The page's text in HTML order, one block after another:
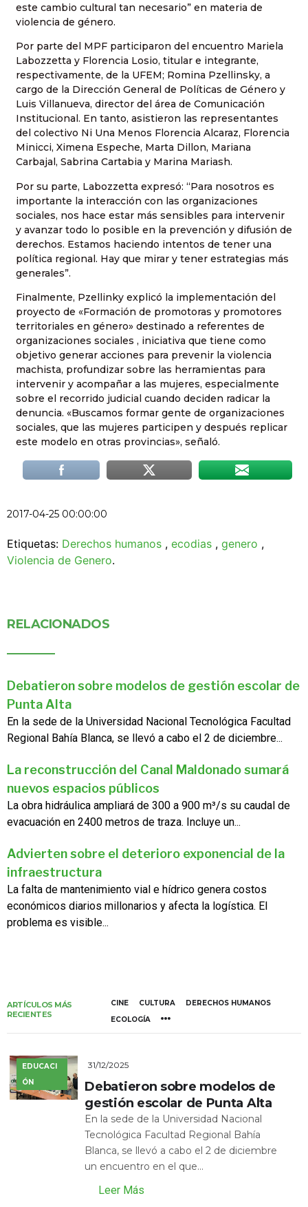
este cambio cultural tan necesario” en materia de
violencia de género.
Por parte del MPF participaron del encuentro Mariela
Labozzetta y Florencia Losio, titular e integrante,
respectivamente, de la UFEM; Romina Pzellinsky, a
cargo de la Dirección General de Políticas de Género y
Luis Villanueva, director del área de Comunicación
Institucional. En tanto, asistieron las representantes
del colectivo Ni Una Menos Florencia Alcaraz, Florencia
Minicci, Ximena Espeche, Marta Dillon, Mariana
Carbajal, Sabrina Cartabia y Marina Mariash.
Por su parte, Labozzetta expresó: “Para nosotros es
importante la interacción con las organizaciones
sociales, nos hace estar más sensibles para intervenir
y avanzar todo lo posible en la prevención y difusión de
derechos. Estamos haciendo intentos de tener una
política regional. Hay que mirar y tener estrategias más
generales”.
Finalmente, Pzellinky explicó la implementación del
proyecto de «Formación de promotoras y promotores
territoriales en género» destinado a referentes de
organizaciones sociales , iniciativa que tiene como
objetivo generar acciones para prevenir la violencia
machista, profundizar sobre las herramientas para
intervenir y acompañar a las mujeres, especialmente
sobre el recorrido judicial cuando deciden radicar la
denuncia. «Buscamos formar gente de organizaciones
sociales, que las mujeres participen y después replicar
este modelo en otras provincias», señaló.
2017-04-25 00:00:00
Etiquetas: Derechos humanos , ecodias , genero ,
Violencia de Genero.
RELACIONADOS
Debatieron sobre modelos de gestión escolar de
Punta Alta
En la sede de la Universidad Nacional Tecnológica Facultad
Regional Bahía Blanca, se llevó a cabo el 2 de diciembre...
La reconstrucción del Canal Maldonado sumará
nuevos espacios públicos
La obra hidráulica ampliará de 300 a 900 m³/s su caudal de
evacuación en 2400 metros de traza. Incluye un...
Advierten sobre el deterioro exponencial de la
infraestructura
La falta de mantenimiento vial e hídrico genera costos
económicos diarios millonarios y afecta la logística. El
problema es visible...
ARTÍCULOS MÁS
RECIENTES
CINE CULTURA
DERECHOS HUMANOS
ECOLOGÍA
EDUCACI
ÓN
31/12/2025
Debatieron sobre modelos de
gestión escolar de Punta Alta
En la sede de la Universidad Nacional
Tecnológica Facultad Regional Bahía
Blanca, se llevó a cabo el 2 de diciembre
un encuentro en el que...
Leer Más